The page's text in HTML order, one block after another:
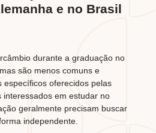
e no Brasil
durante a graduação no
são menos comuns e
específicos oferecidos pelas
interessados em estudar no
geralmente precisam buscar
independente.